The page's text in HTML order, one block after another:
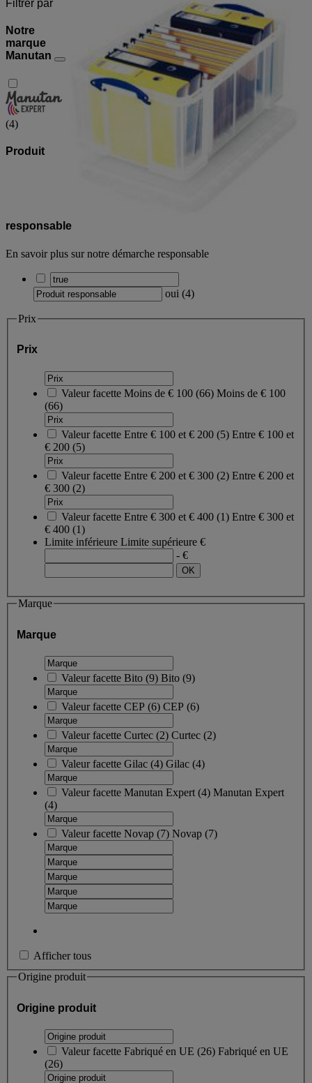
Filtrer par
Notre
marque
Manutan
(4)
Produit
responsable
En savoir plus sur notre démarche responsable
oui (4)
Prix
Prix
Valeur facette Moins de € 100 (66) Moins de € 100
(66)
Valeur facette Entre € 100 et € 200 (5) Entre € 100 et
€ 200 (5)
Valeur facette Entre € 200 et € 300 (2) Entre € 200 et
€ 300 (2)
Valeur facette Entre € 300 et € 400 (1) Entre € 300 et
€ 400 (1)
Limite inférieure Limite supérieure €
- €
Marque
Marque
Valeur facette Bito (9) Bito (9)
Valeur facette CEP (6) CEP (6)
Valeur facette Curtec (2) Curtec (2)
Valeur facette Gilac (4) Gilac (4)
Valeur facette Manutan Expert (4) Manutan Expert
(4)
Valeur facette Novap (7) Novap (7)
Afficher tous
Origine produit
Origine produit
Valeur facette Fabriqué en UE (26) Fabriqué en UE
(26)